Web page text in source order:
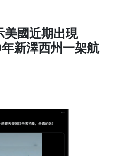
美國近期出現
新澤西州一架航